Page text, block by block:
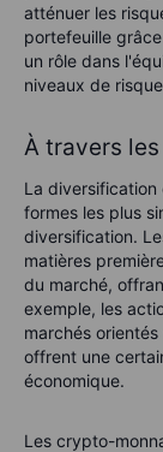
atténuer les
portefeuille
un rôle dans
niveaux de
À travers
La
formes les plus
diversification.
matières
du marché,
exemple, les
marchés
offrent une
économique.
Les crypto-